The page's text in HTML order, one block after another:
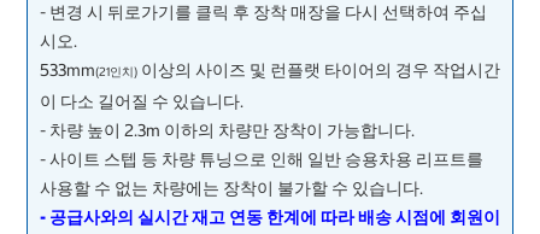
- 변경 시 뒤로가기를 클릭 후 장착 매장을 다시 선택하여 주십
시오.
533mm(21인치) 이상의 사이즈 및 런플랫 타이어의 경우 작업시간
이 다소 길어질 수 있습니다.
- 차량 높이 2.3m 이하의 차량만 장착이 가능합니다.
- 사이트 스텝 등 차량 튜닝으로 인해 일반 승용차용 리프트를
사용할 수 없는 차량에는 장착이 불가할 수 있습니다.
- 공급사와의 실시간 재고 연동 한계에 따라 배송 시점에 회원이